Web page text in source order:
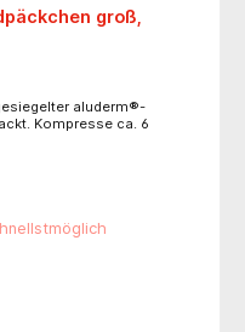
groß,
aluderm®-
Kompresse ca. 6